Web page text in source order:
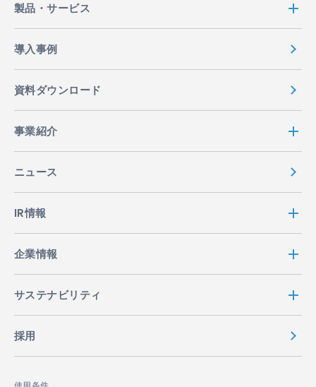
製品・サービス
導入事例
資料ダウンロード
事業紹介
ニュース
IR情報
企業情報
サステナビリティ
採用